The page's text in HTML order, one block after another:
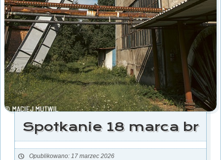
Spotkanie 18 marca br
Opublikowano: 17 marzec 2026